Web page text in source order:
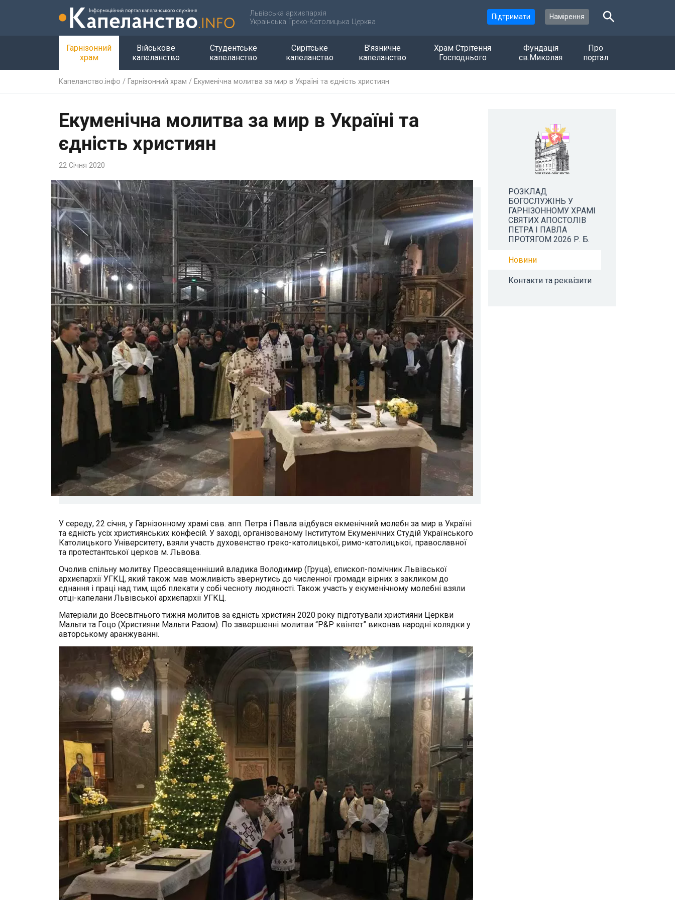
Львівська архиєпархія
Українська Греко-Католицька Церква
Підтримати Намірення
Гарнізонний
храм
Військове
капеланство
Студентське
капеланство
Сирітське
капеланство
В’язничне
капеланство
Храм Стрітення
Господнього
Фундація
св.Миколая
Про
портал
Капеланство.інфо / Гарнізонний храм / Екуменічна молитва за мир в Україні та єдність християн
Екуменічна молитва за мир в Україні та
єдність християн
22 Січня 2020
У середу, 22 січня, у Гарнізонному храмі свв. апп. Петра і Павла відбувся екменічний молебн за мир в Україні
та єдність усіх християнських конфесій. У заході, організованому Інститутом Екуменічних Студій Українського
Католицького Університету, взяли участь духовенство греко-католицької, римо-католицької, православної
та протестантської церков м. Львова.
Очолив спільну молитву Преосвященніший владика Володимир (Груца), єпископ-помічник Львівської
архиєпархії УГКЦ, який також мав можливість звернутись до численної громади вірних з закликом до
єднання і праці над тим, щоб плекати у собі чесноту людяності. Також участь у екуменічному молебні взяли
отці-капелани Львівської архиєпархії УГКЦ.
Матеріали до Всесвітнього тижня молитов за єдність християн 2020 року підготували християни Церкви
Мальти та Гоцо (Християни Мальти Разом). По завершенні молитви “P&P квінтет” виконав народні колядки у
авторському аранжуванні.
РОЗКЛАД
БОГОСЛУЖІНЬ У
ГАРНІЗОННОМУ ХРАМІ
СВЯТИХ АПОСТОЛІВ
ПЕТРА І ПАВЛА
ПРОТЯГОМ 2026 Р. Б.
Новини
Контакти та реквізити